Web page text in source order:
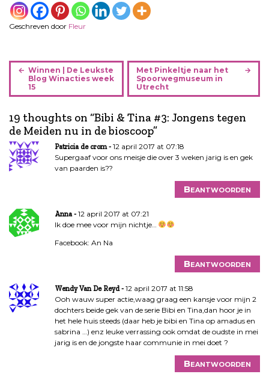
Geschreven door Fleur
B
r
c
h
t
n
a
g
a
t
Winnen | De Leukste
Blog Winacties week
15
Met Pinkeltje naar het
Spoorwegmuseum in
Utrecht
19 thoughts on “Bibi & Tina #3: Jongens tegen
de Meiden nu in de bioscoop”
Patricia de crom
12 april 2017 at 07:18
Supergaaf voor ons meisje die over 3 weken jarig is en gek
van paarden is??
Beantwoorden
Anna
12 april 2017 at 07:21
Ik doe mee voor mijn nichtje…
Facebook: An Na
Beantwoorden
Wendy Van De Reyd
12 april 2017 at 11:58
Ooh wauw super actie,waag graag een kansje voor mijn 2
dochters beide gek van de serie Bibi en Tina,dan hoor je in
het hele huis steeds (daar heb je bibi en Tina op amadus en
sabrina …) enz leuke verrassing ook omdat de oudste in mei
jarig is en de jongste haar communie in mei doet ?
Beantwoorden